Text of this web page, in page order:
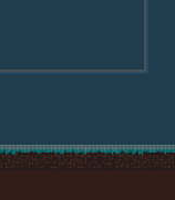
Crew